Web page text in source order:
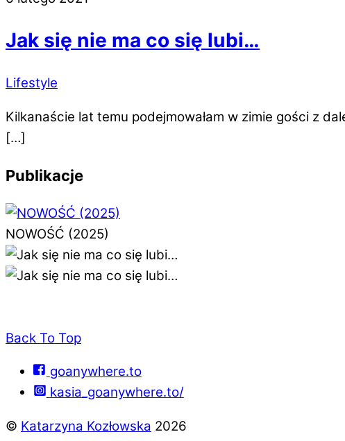
Jak się nie ma co się lubi…
Lifestyle
Kilkanaście lat temu podejmowałam w zimie gości z
[…]
Publikacje
NOWOŚĆ (2025)
Back To Top
goanywhere.to
kasia_goanywhere.to/
© Katarzyna Kozłowska 2026